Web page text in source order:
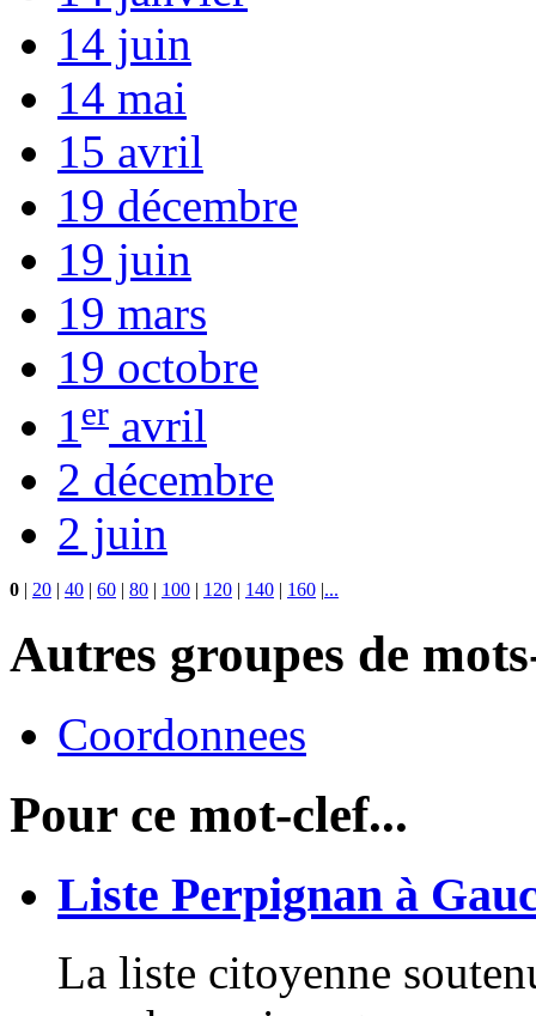
14 juin
14 mai
15 avril
19 décembre
19 juin
19 mars
19 octobre
1er avril
2 décembre
2 juin
0 | 20 | 40 | 60 | 80 | 100 | 120 | 140 | 160 |...
Autres groupes de
Coordonnees
Pour ce mot-clef...
Liste Perpignan à
La liste citoyenne